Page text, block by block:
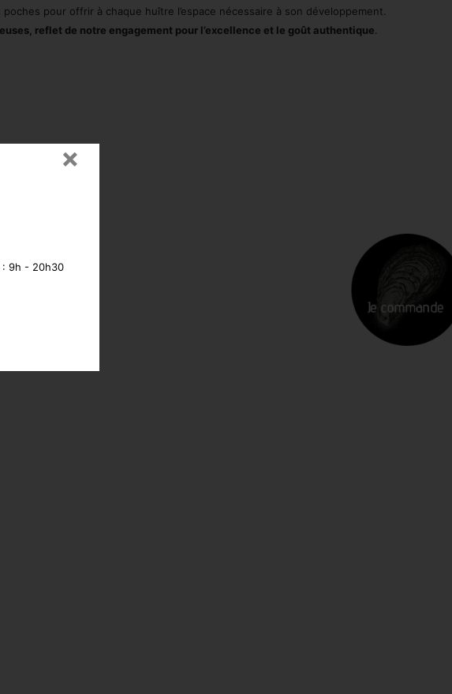
×
: 9h - 20h30
pour offrir à chaque huître l’espace nécessaire à son développement.
reflet de notre engagement pour l’excellence et le goût authentique.